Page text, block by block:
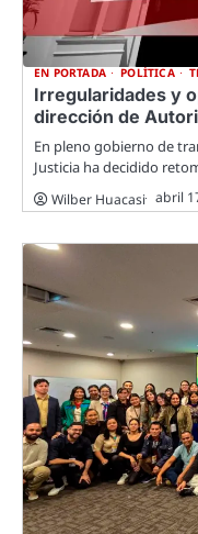
EN PORTADA POLÍTICA
Irregularidades y
dirección de
En pleno gobierno de
Justicia ha decidido
Wilber Huacasi abril